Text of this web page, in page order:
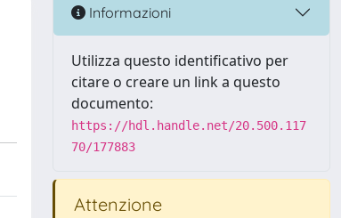
Informazioni
Utilizza questo identificativo per
citare o creare un link a questo
documento:
https://hdl.handle.net/20.500.117
70/177883
Attenzione